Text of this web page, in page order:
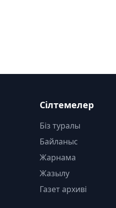
Сілтемелер
Біз туралы
Байланыс
Жарнама
Жазылу
Газет архиві